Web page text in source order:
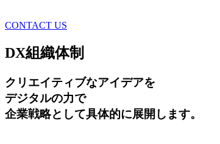
CONTACT US
DX組織体制
クリエイティブなアイデアを
デジタルの力で
企業戦略として具体的に展開します。